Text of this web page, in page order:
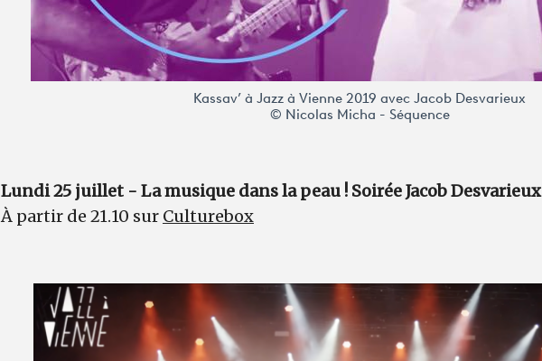
Kassav’ à Jazz à Vienne 2019 avec Jacob Desvarieux
© Nicolas Micha - Séquence
Lundi 25 juillet - La musique dans la peau ! Soirée Jacob Desvarieux
À partir de 21.10 sur Culturebox